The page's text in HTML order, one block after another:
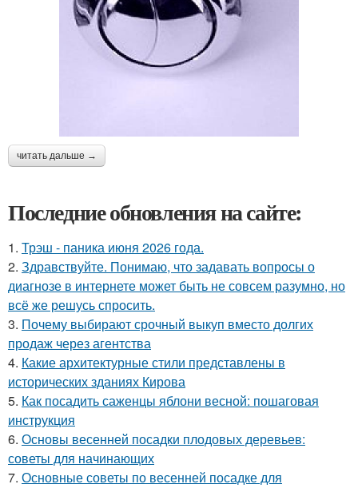
читать дальше →
Последние обновления на сайте:
1. Трэш - паника июня 2026 года.
2. Здравствуйте. Понимаю, что задавать вопросы о
диагнозе в интернете может быть не совсем разумно, но
всё же решусь спросить.
3. Почему выбирают срочный выкуп вместо долгих
продаж через агентства
4. Какие архитектурные стили представлены в
исторических зданиях Кирова
5. Как посадить саженцы яблони весной: пошаговая
инструкция
6. Основы весенней посадки плодовых деревьев:
советы для начинающих
7. Основные советы по весенней посадке для